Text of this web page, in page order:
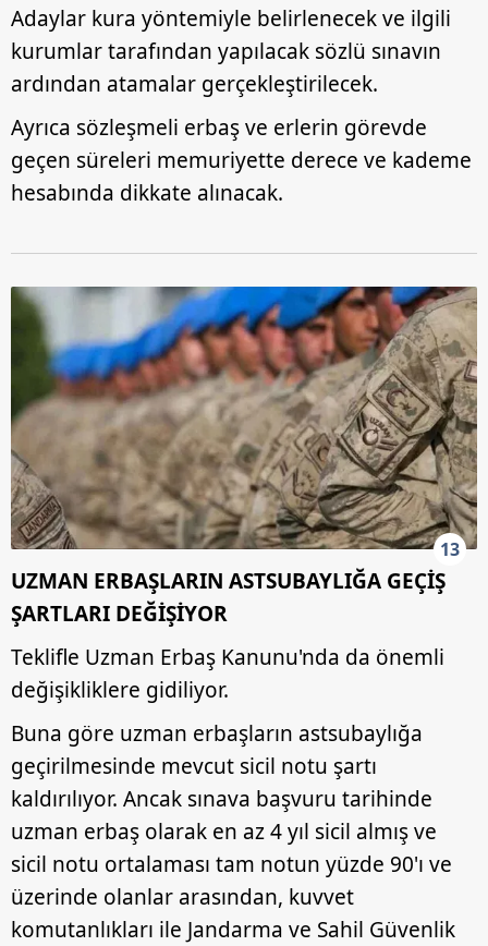
Adaylar kura yöntemiyle belirlenecek ve ilgili
kurumlar tarafından yapılacak sözlü sınavın
ardından atamalar gerçekleştirilecek.
Ayrıca sözleşmeli erbaş ve erlerin görevde
geçen süreleri memuriyette derece ve kademe
hesabında dikkate alınacak.
13
UZMAN ERBAŞLARIN ASTSUBAYLIĞA GEÇİŞ
ŞARTLARI DEĞİŞİYOR
Teklifle Uzman Erbaş Kanunu'nda da önemli
değişikliklere gidiliyor.
Buna göre uzman erbaşların astsubaylığa
geçirilmesinde mevcut sicil notu şartı
kaldırılıyor. Ancak sınava başvuru tarihinde
uzman erbaş olarak en az 4 yıl sicil almış ve
sicil notu ortalaması tam notun yüzde 90'ı ve
üzerinde olanlar arasından, kuvvet
komutanlıkları ile Jandarma ve Sahil Güvenlik